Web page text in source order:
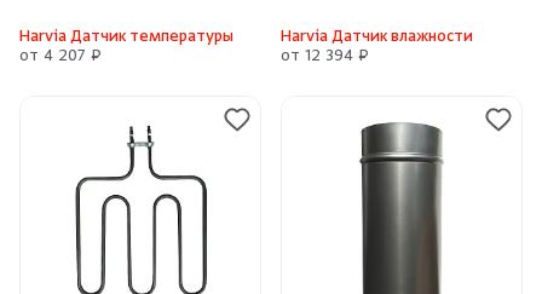
Harvia Датчик температуры
от 4 207 ₽
Harvia Датчик влажности
от 12 394 ₽